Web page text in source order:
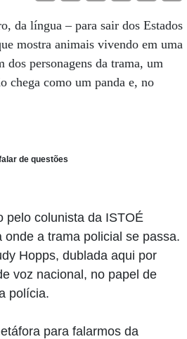
da língua – para sair dos Estados
mostra animais vivendo em uma
personagens da trama, um
chega como um panda e, no
de questões
pelo colunista da ISTOÉ
a trama policial se passa.
Hopps, dublada aqui por
voz nacional, no papel de
polícia.
para falarmos da